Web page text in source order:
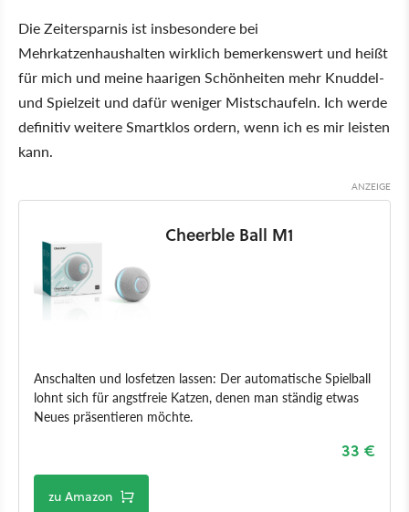
Die Zeitersparnis ist insbesondere bei
Mehrkatzenhaushalten wirklich bemerkenswert und heißt
für mich und meine haarigen Schönheiten mehr Knuddel-
und Spielzeit und dafür weniger Mistschaufeln. Ich werde
definitiv weitere Smartklos ordern, wenn ich es mir leisten
kann.
Cheerble Ball M1
Anschalten und losfetzen lassen: Der automatische Spielball
lohnt sich für angstfreie Katzen, denen man ständig etwas
Neues präsentieren möchte.
33 €
zu Amazon